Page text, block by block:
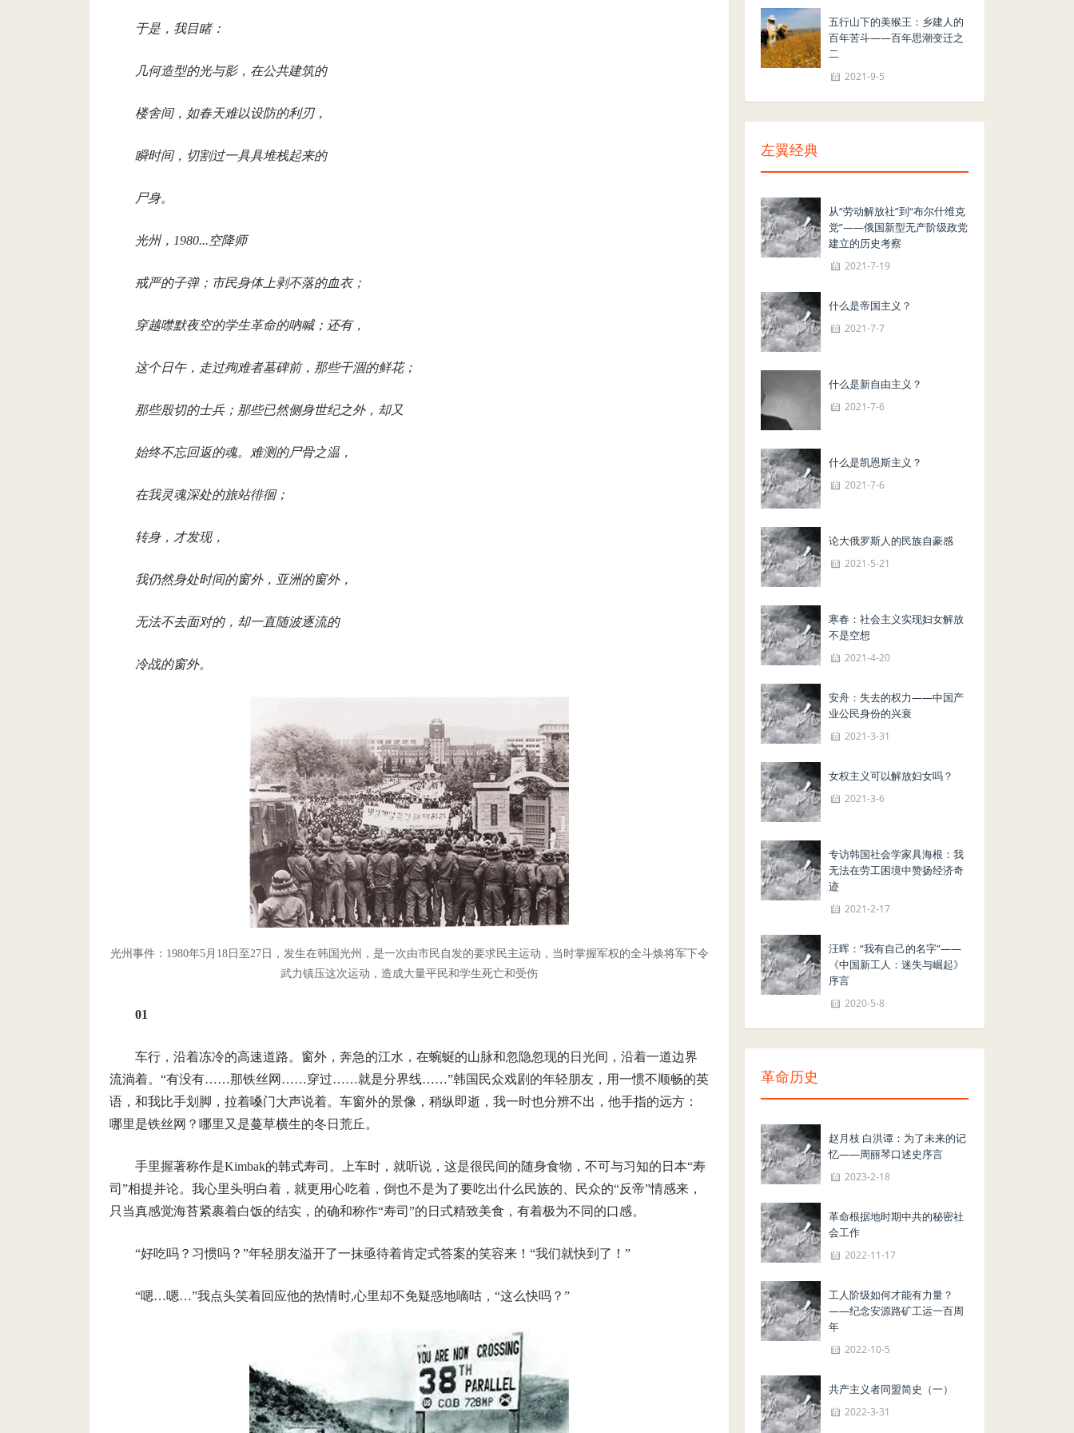
于是，我目睹：
几何造型的光与影，在公共建筑的
楼舍间，如春天难以设防的利刃，
瞬时间，切割过一具具堆栈起来的
尸身。
光州，1980...空降师
戒严的子弹；市民身体上剥不落的血衣；
穿越噤默夜空的学生革命的吶喊；还有，
这个日午，走过殉难者墓碑前，那些干涸的鲜花；
那些殷切的士兵；那些已然侧身世纪之外，却又
始终不忘回返的魂。难测的尸骨之温，
在我灵魂深处的旅站徘徊；
转身，才发现，
我仍然身处时间的窗外，亚洲的窗外，
无法不去面对的，却一直随波逐流的
冷战的窗外。
光州事件：1980年5月18日至27日，发生在韩国光州，是一次由市民自发的要求民主运动，当时掌握军权的全斗焕将军下令
武力镇压这次运动，造成大量平民和学生死亡和受伤
01
车行，沿着冻冷的高速道路。窗外，奔急的江水，在蜿蜒的山脉和忽隐忽现的日光间，沿着一道边界
流淌着。“有没有……那铁丝网……穿过……就是分界线……”韩国民众戏剧的年轻朋友，用一惯不顺畅的英
语，和我比手划脚，拉着嗓门大声说着。车窗外的景像，稍纵即逝，我一时也分辨不出，他手指的远方：
哪里是铁丝网？哪里又是蔓草横生的冬日荒丘。
手里握著称作是Kimbak的韩式寿司。上车时，就听说，这是很民间的随身食物，不可与习知的日本“寿
司”相提并论。我心里头明白着，就更用心吃着，倒也不是为了要吃出什么民族的、民众的“反帝”情感来，
只当真感觉海苔紧裹着白饭的结实，的确和称作“寿司”的日式精致美食，有着极为不同的口感。
“好吃吗？习惯吗？”年轻朋友溢开了一抹亟待着肯定式答案的笑容来！“我们就快到了！”
“嗯…嗯…”我点头笑着回应他的热情时,心里却不免疑惑地嘀咕，“这么快吗？”
五行山下的美猴王：乡建人的
百年苦斗——百年思潮变迁之
二
2021-9-5
左翼经典
从“劳动解放社”到“布尔什维克
党”——俄国新型无产阶级政党
建立的历史考察
2021-7-19
什么是帝国主义？
2021-7-7
什么是新自由主义？
2021-7-6
什么是凯恩斯主义？
2021-7-6
论大俄罗斯人的民族自豪感
2021-5-21
寒春：社会主义实现妇女解放
不是空想
2021-4-20
安舟：失去的权力——中国产
业公民身份的兴衰
2021-3-31
女权主义可以解放妇女吗？
2021-3-6
专访韩国社会学家具海根：我
无法在劳工困境中赞扬经济奇
迹
2021-2-17
汪晖：“我有自己的名字”——
《中国新工人：迷失与崛起》
序言
2020-5-8
革命历史
赵月枝 白洪谭：为了未来的记
忆——周丽琴口述史序言
2023-2-18
革命根据地时期中共的秘密社
会工作
2022-11-17
工人阶级如何才能有力量？
——纪念安源路矿工运一百周
年
2022-10-5
共产主义者同盟简史（一）
2022-3-31